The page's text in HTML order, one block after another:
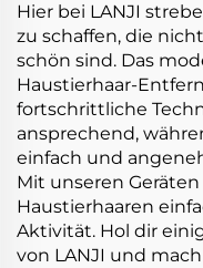
Hier bei LANJI
zu schaffen, die
schön sind. Das
Haustierhaar-
fortschrittliche
ansprechend,
einfach und
Mit unseren
Haustierhaaren
Aktivität. Hol dir
von LANJI und